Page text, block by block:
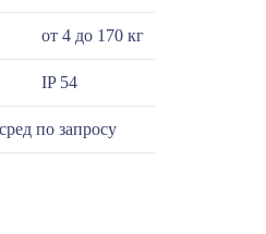
от 4 до 170 кг
IP 54
по запросу